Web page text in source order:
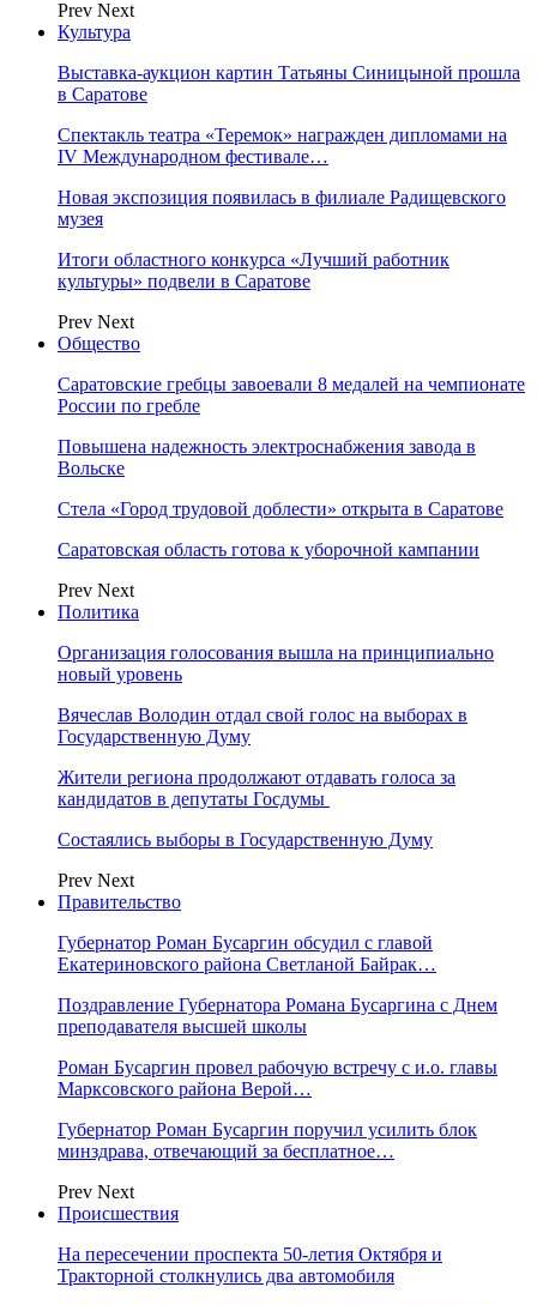
Prev Next
Культура
Выставка-аукцион картин Татьяны Синицыной прошла
в Саратове
Спектакль театра «Теремок» награжден дипломами на
IV Международном фестивале…
Новая экспозиция появилась в филиале Радищевского
музея
Итоги областного конкурса «Лучший работник
культуры» подвели в Саратове
Prev Next
Общество
Саратовские гребцы завоевали 8 медалей на чемпионате
России по гребле
Повышена надежность электроснабжения завода в
Вольске
Стела «Город трудовой доблести» открыта в Саратове
Саратовская область готова к уборочной кампании
Prev Next
Политика
Организация голосования вышла на принципиально
новый уровень
Вячеслав Володин отдал свой голос на выборах в
Государственную Думу
Жители региона продолжают отдавать голоса за
кандидатов в депутаты Госдумы
Состаялись выборы в Государственную Думу
Prev Next
Правительство
Губернатор Роман Бусаргин обсудил с главой
Екатериновского района Светланой Байрак…
Поздравление Губернатора Романа Бусаргина с Днем
преподавателя высшей школы
Роман Бусаргин провел рабочую встречу с и.о. главы
Марксовского района Верой…
Губернатор Роман Бусаргин поручил усилить блок
минздрава, отвечающий за бесплатное…
Prev Next
Происшествия
На пересечении проспекта 50-летия Октября и
Тракторной столкнулись два автомобиля